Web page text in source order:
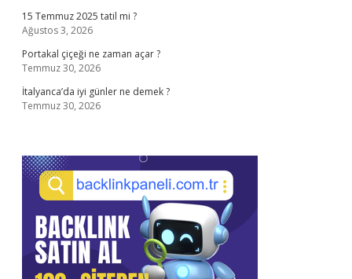
15 Temmuz 2025 tatil mi ?
Ağustos 3, 2026
Portakal çiçeği ne zaman açar ?
Temmuz 30, 2026
İtalyanca’da iyi günler ne demek ?
Temmuz 30, 2026